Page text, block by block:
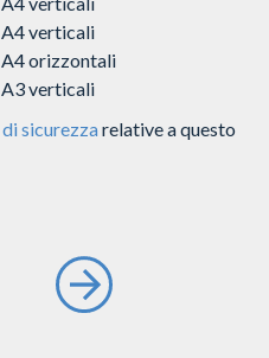
verticali
orizzontali
verticali
sicurezzarelative a questo